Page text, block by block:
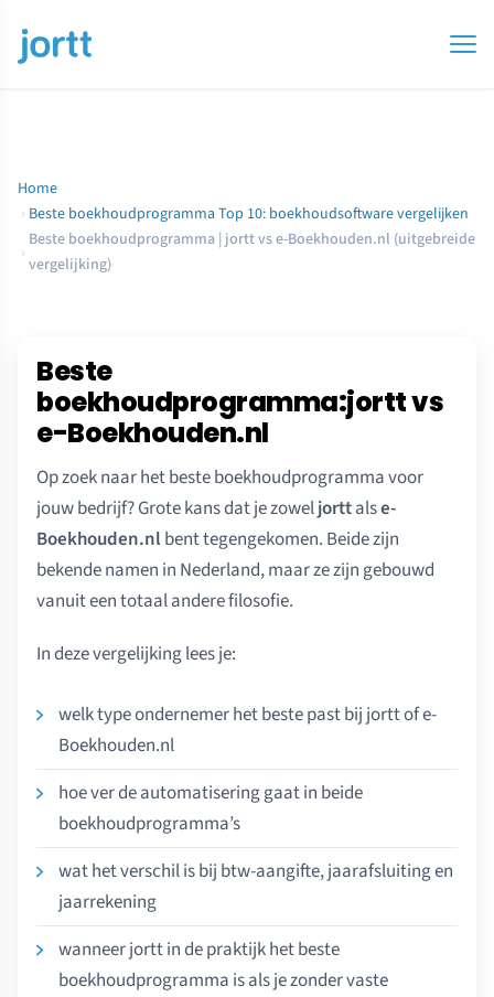
Home
› Beste boekhoudprogramma Top 10: boekhoudsoftware vergelijken
›
Beste boekhoudprogramma | jortt vs e-Boekhouden.nl (uitgebreide
vergelijking)
Beste
boekhoudprogramma:jortt vs
e-Boekhouden.nl
Op zoek naar het beste boekhoudprogramma voor
jouw bedrijf? Grote kans dat je zoweljorttalse-
Boekhouden.nl bent tegengekomen. Beide zijn
bekende namen in Nederland, maar ze zijn gebouwd
vanuit een totaal andere filosofie.
In deze vergelijking lees je:
welk type ondernemer het beste past bij jortt of e-
Boekhouden.nl
hoe ver de automatisering gaat in beide
boekhoudprogramma’s
wat het verschil is bij btw-aangifte, jaarafsluiting en
jaarrekening
wanneer jortt in de praktijk het beste
boekhoudprogramma is als je zonder vaste